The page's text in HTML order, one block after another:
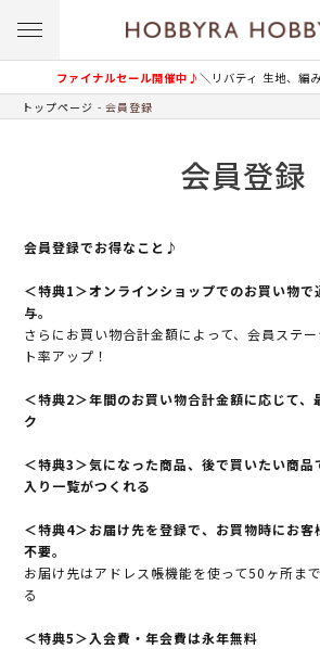
ファイナルセール開催中♪＼リバティ 生地、編
トップページ 会員登録
会員登録
会員登録でお得なこと♪
＜特典1＞オンラインショップでのお買い物で
与。
さらにお買い物合計金額によって、会員ステ
ト率アップ！
＜特典2＞年間のお買い物合計金額に応じて、
ク
＜特典3＞気になった商品、後で買いたい商品
入り一覧がつくれる
＜特典4＞お届け先を登録で、お買物時にお客
不要。
お届け先はアドレス帳機能を使って50ヶ所ま
る
＜特典5＞入会費・年会費は永年無料